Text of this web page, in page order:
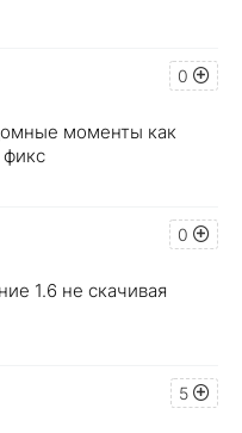
0
моменты как
0
1.6 не скачивая
5